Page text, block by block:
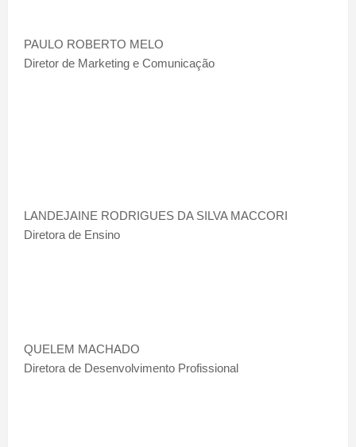
PAULO ROBERTO MELO
Diretor de Marketing e Comunicação
LANDEJAINE RODRIGUES DA SILVA MACCORI
Diretora de Ensino
QUELEM MACHADO
Diretora de Desenvolvimento Profissional